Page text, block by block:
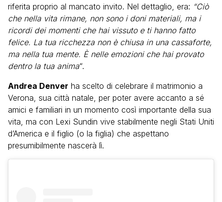
riferita proprio al mancato invito. Nel dettaglio, era: “Ciò
che nella vita rimane, non sono i doni materiali, ma i
ricordi dei momenti che hai vissuto e ti hanno fatto
felice. La tua ricchezza non è chiusa in una cassaforte,
ma nella tua mente. È nelle emozioni che hai provato
dentro la tua anima“.
Andrea Denver ha scelto di celebrare il matrimonio a
Verona, sua città natale, per poter avere accanto a sé
amici e familiari in un momento così importante della sua
vita, ma con Lexi Sundin vive stabilmente negli Stati Uniti
d’America e il figlio (o la figlia) che aspettano
presumibilmente nascerà lì.